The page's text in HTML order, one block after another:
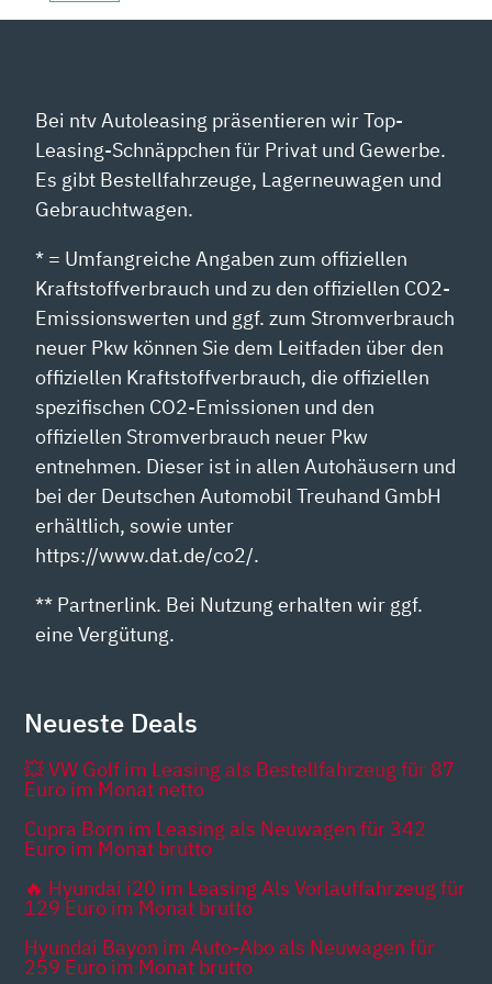
Bei ntv Autoleasing präsentieren wir Top-
Leasing-Schnäppchen für Privat und Gewerbe.
Es gibt Bestellfahrzeuge, Lagerneuwagen und
Gebrauchtwagen.
* = Umfangreiche Angaben zum offiziellen
Kraftstoffverbrauch und zu den offiziellen CO2-
Emissionswerten und ggf. zum Stromverbrauch
neuer Pkw können Sie dem Leitfaden über den
offiziellen Kraftstoffverbrauch, die offiziellen
spezifischen CO2-Emissionen und den
offiziellen Stromverbrauch neuer Pkw
entnehmen. Dieser ist in allen Autohäusern und
bei der Deutschen Automobil Treuhand GmbH
erhältlich, sowie unter
https://www.dat.de/co2/.
** Partnerlink. Bei Nutzung erhalten wir ggf.
eine Vergütung.
Neueste Deals
💥 VW Golf im Leasing als Bestellfahrzeug für 87
Euro im Monat netto
Cupra Born im Leasing als Neuwagen für 342
Euro im Monat brutto
🔥 Hyundai i20 im Leasing Als Vorlauffahrzeug für
129 Euro im Monat brutto
Hyundai Bayon im Auto-Abo als Neuwagen für
259 Euro im Monat brutto